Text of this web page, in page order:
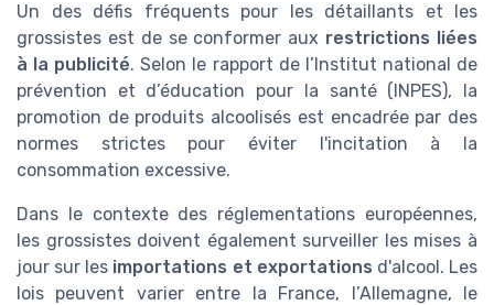
Un des défis fréquents pour les détaillants et les
grossistes est de se conformer aux restrictions liées
à la publicité. Selon le rapport de l’Institut national de
prévention et d’éducation pour la santé (INPES), la
promotion de produits alcoolisés est encadrée par des
normes strictes pour éviter l'incitation à la
consommation excessive.
Dans le contexte des réglementations européennes,
les grossistes doivent également surveiller les mises à
jour sur les importations et exportations d'alcool. Les
lois peuvent varier entre la France, l’Allemagne, le